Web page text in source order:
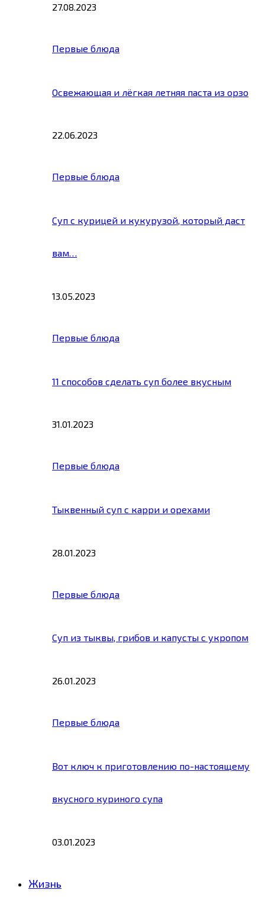
27.08.2023
Первые блюда
Освежающая и лёгкая летняя паста из орзо
22.06.2023
Первые блюда
Суп с курицей и кукурузой, который даст
вам…
13.05.2023
Первые блюда
11 способов сделать суп более вкусным
31.01.2023
Первые блюда
Тыквенный суп с карри и орехами
28.01.2023
Первые блюда
Суп из тыквы, грибов и капусты с укропом
26.01.2023
Первые блюда
Вот ключ к приготовлению по-настоящему
вкусного куриного супа
03.01.2023
Жизнь